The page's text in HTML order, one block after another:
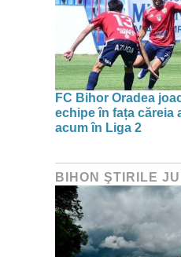
FC Bihor Oradea
echipe în fața căreia
acum în Liga 2
BIHON ŞTIRILE